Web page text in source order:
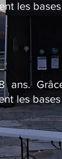
les
ans.
les